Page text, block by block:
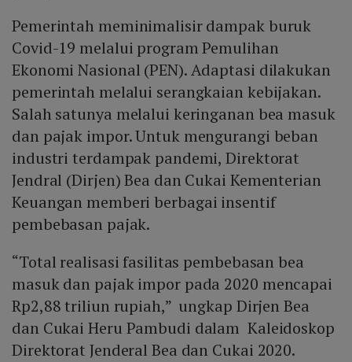
Pemerintah meminimalisir dampak buruk
Covid-19 melalui program Pemulihan
Ekonomi Nasional (PEN). Adaptasi dilakukan
pemerintah melalui serangkaian kebijakan.
Salah satunya melalui keringanan bea masuk
dan pajak impor. Untuk mengurangi beban
industri terdampak pandemi, Direktorat
Jendral (Dirjen) Bea dan Cukai Kementerian
Keuangan memberi berbagai insentif
pembebasan pajak.
“Total realisasi fasilitas pembebasan bea
masuk dan pajak impor pada 2020 mencapai
Rp2,88 triliun rupiah,” ungkap Dirjen Bea
dan Cukai Heru Pambudi dalam Kaleidoskop
Direktorat Jenderal Bea dan Cukai 2020.